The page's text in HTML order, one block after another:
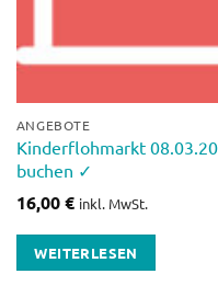
ANGEBOTE
Kinderflohmarkt
buchen ✓
16,00€ inkl. MwSt.
WEITERLESEN